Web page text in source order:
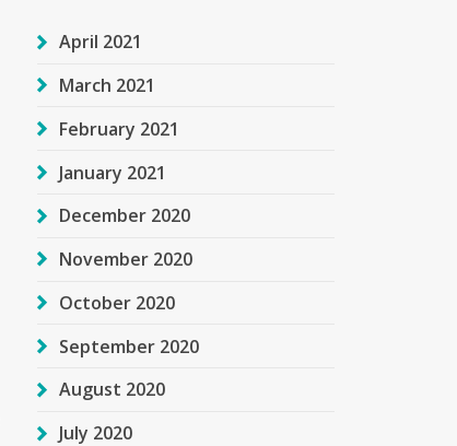
April 2021
March 2021
February 2021
January 2021
December 2020
November 2020
October 2020
September 2020
August 2020
July 2020